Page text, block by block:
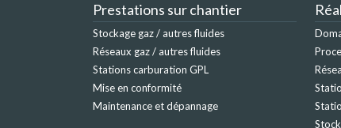
Prestations sur chantier
Stockage gaz / autres fluides
Réseaux gaz / autres fluides
Stations carburation GPL
Mise en conformité
Maintenance et dépannage